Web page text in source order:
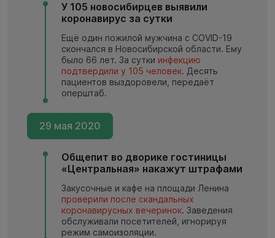
У 105 новосибирцев выявили
коронавирус за сутки
Ещё один пожилой мужчина с COVID-19
скончался в Новосибирской области. Ему
было 66 лет. За сутки инфекцию
подтвердили у 105 человек. Десять
пациентов выздоровели, передаёт
оперштаб.
29 мая 2020
Общепит во дворике гостиницы
«Центральная» накажут штрафами
Закусочные и кафе на площади Ленина
проверили после скандальных
коронавирусных вечеринок. Заведения
обслуживали посетителей, игнорируя
режим самоизоляции.